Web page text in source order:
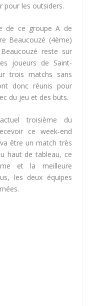
pour les outsiders.
de ce groupe A de
Beaucouzé (4ème)
reste sur
joueurs de Saint-
trois matchs sans
donc réunis pour
du jeu et des buts.
troisième du
ce week-end
être un match très
haut de tableau, ce
et la meilleure
les deux équipes